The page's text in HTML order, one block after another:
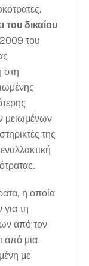
του δικαίου
του
στη
μειωμένων
της
η οποία
τη
από τον
από μια
με